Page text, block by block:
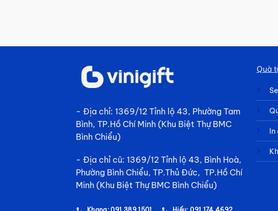
- Địa chỉ: 1369/12 Tỉnh lộ 43, Phường Tam
Bình, TP.Hồ Chí Minh (Khu Biệt Thự BMC
Bình Chiểu)
- Địa chỉ cũ: 1369/12 Tỉnh lộ 43, Bình Hoà,
Phường Bình Chiểu, TP.Thủ Đức, TP.Hồ Chí
Minh (Khu Biệt Thự BMC Bình Chiểu)
Quà
In